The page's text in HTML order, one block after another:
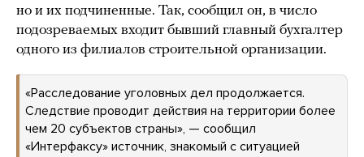
но и их подчиненные. Так, сообщил он, в число
подозреваемых входит бывший главный бухгалтер
одного из филиалов строительной организации.
«Расследование уголовных дел продолжается.
Следствие проводит действия на территории более
чем 20 субъектов страны», — сообщил
«Интерфаксу» источник, знакомый с ситуацией